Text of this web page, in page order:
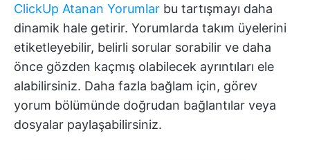
ClickUp Atanan Yorumlar bu tartışmayı daha
dinamik hale getirir. Yorumlarda takım üyelerini
etiketleyebilir, belirli sorular sorabilir ve daha
önce gözden kaçmış olabilecek ayrıntıları ele
alabilirsiniz. Daha fazla bağlam için, görev
yorum bölümünde doğrudan bağlantılar veya
dosyalar paylaşabilirsiniz.